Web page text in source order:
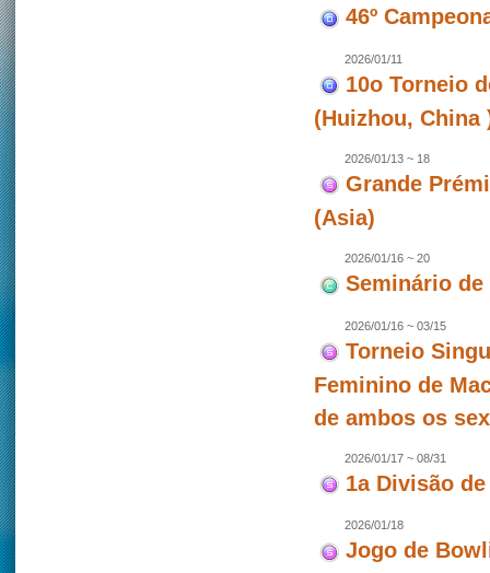
46º
2026/01/11
10o Torneio
(Huizhou, China
2026/01/13 ~ 18
Grande
(Asia)
2026/01/16 ~ 20
Seminário de
2026/01/16 ~ 03/15
Torneio
Feminino de
de ambos os
2026/01/17 ~ 08/31
1a Divisão
2026/01/18
Jogo de